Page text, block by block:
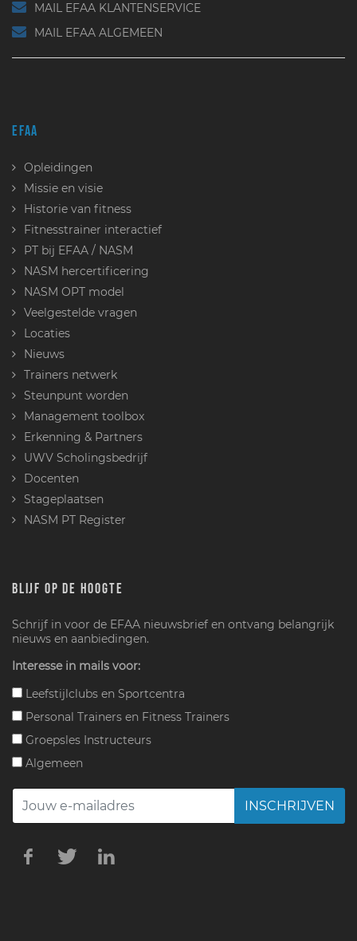
MAIL EFAA KLANTENSERVICE
MAIL EFAA ALGEMEEN
EFAA
Opleidingen
Missie en visie
Historie van fitness
Fitnesstrainer interactief
PT bij EFAA / NASM
NASM hercertificering
NASM OPT model
Veelgestelde vragen
Locaties
Nieuws
Trainers netwerk
Steunpunt worden
Management toolbox
Erkenning & Partners
UWV Scholingsbedrijf
Docenten
Stageplaatsen
NASM PT Register
BLIJF OP DE HOOGTE
Schrijf in voor de EFAA nieuwsbrief en ontvang belangrijk
nieuws en aanbiedingen.
Interesse in mails voor:
Leefstijlclubs en Sportcentra
Personal Trainers en Fitness Trainers
Groepsles Instructeurs
Algemeen
INSCHRIJVEN